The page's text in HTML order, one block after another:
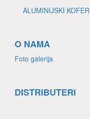
ALUMINIJSKI KOFER
O NAMA
Foto galerija
DISTRIBUTERI